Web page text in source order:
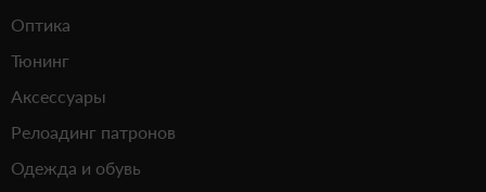
Оптика
Тюнинг
Аксессуары
Релоадинг патронов
Одежда и обувь